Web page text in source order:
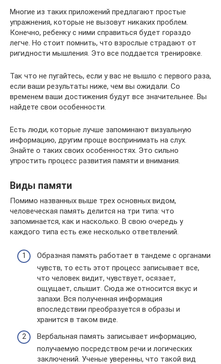
Многие из таких приложений предлагают простые
упражнения, которые не вызовут никаких проблем.
Конечно, ребенку с ними справиться будет гораздо
легче. Но стоит помнить, что взрослые страдают от
ригидности мышления. Это все поддается тренировке.
Так что не пугайтесь, если у вас не вышло с первого раза,
если ваши результаты ниже, чем вы ожидали. Со
временем ваши достижения будут все значительнее. Вы
найдете свои особенности.
Есть люди, которые лучше запоминают визуальную
информацию, другим проще воспринимать на слух.
Знайте о таких своих особенностях. Это сильно
упростить процесс развития памяти и внимания.
Виды памяти
Помимо названных выше трех основных видом,
человеческая память делится на три типа: что
запоминается, как и насколько. В свою очередь у
каждого типа есть еже несколько ответвлений.
Образная память работает в тандеме с органами
чувств, то есть этот процесс записывает все,
что человек видит, чувствует, осязает,
ощущает, слышит. Сюда же относится вкус и
запахи. Вся полученная информация
впоследствии преобразуется в образы и
хранится в таком виде.
Вербальная память записывает информацию,
получаемую посредством речи и логических
заключений. Ученые уверенны, что такой вид